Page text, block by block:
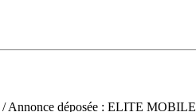
/ Annonce déposée : ELITE MOBILE